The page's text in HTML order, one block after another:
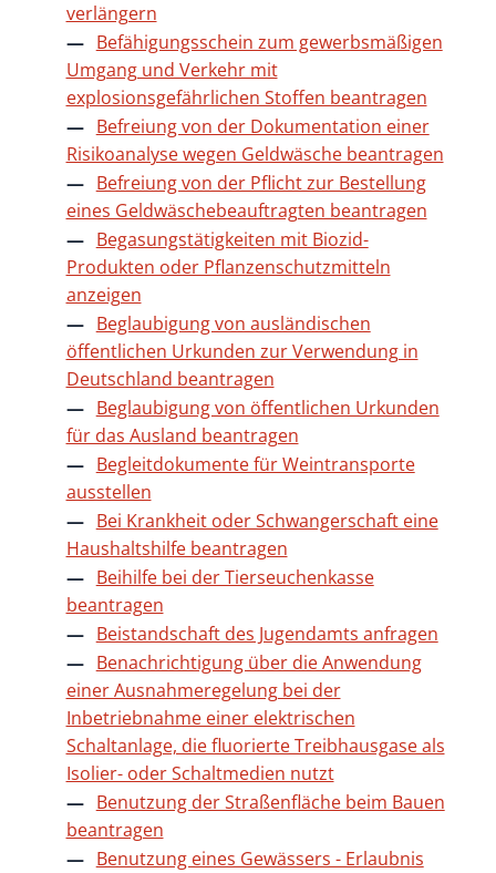
verlängern
Befähigungsschein zum gewerbsmäßigen
Umgang und Verkehr mit
explosionsgefährlichen Stoffen beantragen
Befreiung von der Dokumentation einer
Risikoanalyse wegen Geldwäsche beantragen
Befreiung von der Pflicht zur Bestellung
eines Geldwäschebeauftragten beantragen
Begasungstätigkeiten mit Biozid-
Produkten oder Pflanzenschutzmitteln
anzeigen
Beglaubigung von ausländischen
öffentlichen Urkunden zur Verwendung in
Deutschland beantragen
Beglaubigung von öffentlichen Urkunden
für das Ausland beantragen
Begleitdokumente für Weintransporte
ausstellen
Bei Krankheit oder Schwangerschaft eine
Haushaltshilfe beantragen
Beihilfe bei der Tierseuchenkasse
beantragen
Beistandschaft des Jugendamts anfragen
Benachrichtigung über die Anwendung
einer Ausnahmeregelung bei der
Inbetriebnahme einer elektrischen
Schaltanlage, die fluorierte Treibhausgase als
Isolier- oder Schaltmedien nutzt
Benutzung der Straßenfläche beim Bauen
beantragen
Benutzung eines Gewässers - Erlaubnis